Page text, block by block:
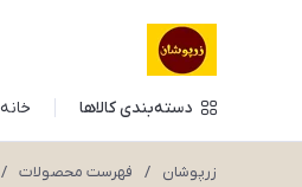
دسته‌بندی کالاها خانه
زرپوشان / فهرست محصولات /